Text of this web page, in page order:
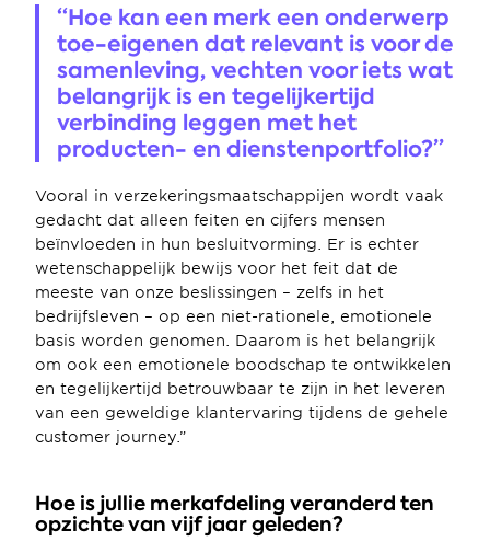
“Hoe kan een merk een onderwerp
toe-eigenen dat relevant is voor de
samenleving, vechten voor iets wat
belangrijk is en tegelijkertijd
verbinding leggen met het
producten- en dienstenportfolio?”
Vooral in verzekeringsmaatschappijen wordt vaak
gedacht dat alleen feiten en cijfers mensen
beïnvloeden in hun besluitvorming. Er is echter
wetenschappelijk bewijs voor het feit dat de
meeste van onze beslissingen – zelfs in het
bedrijfsleven – op een niet-rationele, emotionele
basis worden genomen. Daarom is het belangrijk
om ook een emotionele boodschap te ontwikkelen
en tegelijkertijd betrouwbaar te zijn in het leveren
van een geweldige klantervaring tijdens de gehele
customer journey.”
Hoe is jullie merkafdeling veranderd ten
opzichte van vijf jaar geleden?